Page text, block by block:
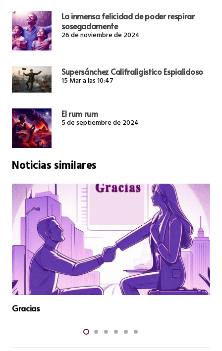
La inmensa felicidad de poder respirar
sosegadamente
26 de noviembre de 2024
Supersánchez Califraligistico Espialidoso
15 Mar a las 10:47
El rum rum
5 de septiembre de 2024
Noticias similares
Los Bares: Santuarios Del Deporte Y La Salud